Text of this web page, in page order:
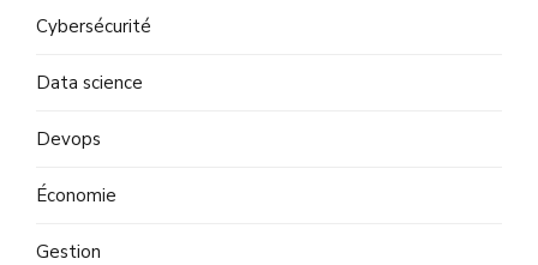
Cybersécurité
Data science
Devops
Économie
Gestion